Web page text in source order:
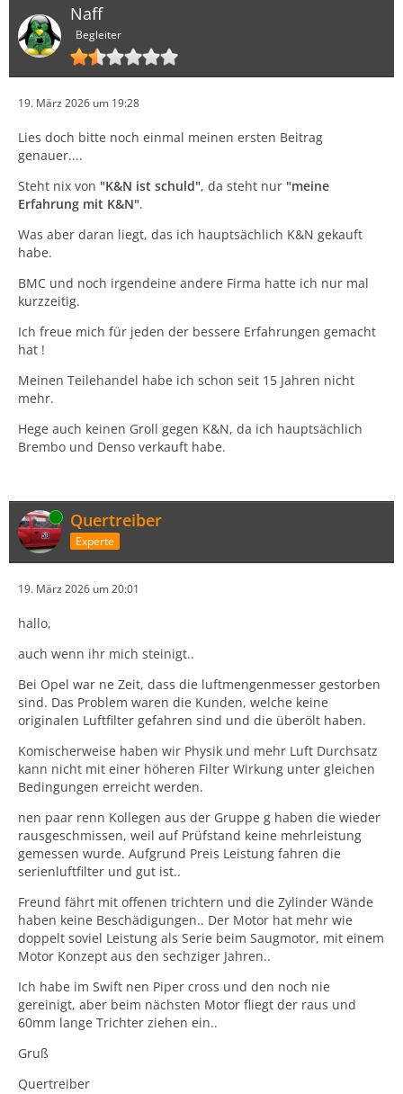
Naff
Begleiter
19. März 2026 um 19:28
Lies doch bitte noch einmal meinen ersten Beitrag
genauer....
Steht nix von "K&N ist schuld", da steht nur "meine
Erfahrung mit K&N".
Was aber daran liegt, das ich hauptsächlich K&N gekauft
habe.
BMC und noch irgendeine andere Firma hatte ich nur mal
kurzzeitig.
Ich freue mich für jeden der bessere Erfahrungen gemacht
hat !
Meinen Teilehandel habe ich schon seit 15 Jahren nicht
mehr.
Hege auch keinen Groll gegen K&N, da ich hauptsächlich
Brembo und Denso verkauft habe.
Online Quertreiber
Experte
19. März 2026 um 20:01
hallo,
auch wenn ihr mich steinigt..
Bei Opel war ne Zeit, dass die luftmengenmesser gestorben
sind. Das Problem waren die Kunden, welche keine
originalen Luftfilter gefahren sind und die überölt haben.
Komischerweise haben wir Physik und mehr Luft Durchsatz
kann nicht mit einer höheren Filter Wirkung unter gleichen
Bedingungen erreicht werden.
nen paar renn Kollegen aus der Gruppe g haben die wieder
rausgeschmissen, weil auf Prüfstand keine mehrleistung
gemessen wurde. Aufgrund Preis Leistung fahren die
serienluftfilter und gut ist..
Freund fährt mit offenen trichtern und die Zylinder Wände
haben keine Beschädigungen.. Der Motor hat mehr wie
doppelt soviel Leistung als Serie beim Saugmotor, mit einem
Motor Konzept aus den sechziger Jahren..
Ich habe im Swift nen Piper cross und den noch nie
gereinigt, aber beim nächsten Motor fliegt der raus und
60mm lange Trichter ziehen ein..
Gruß
Quertreiber